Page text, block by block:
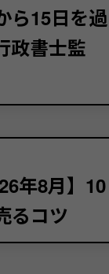
ら15日を過
政書士監
年8月】10
るコツ